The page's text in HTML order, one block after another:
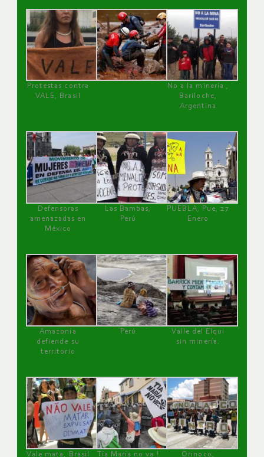
Protestas contra
VALE, Brasil
No a la minería ,
Bariloche,
Argentina
Defensoras
amenazadas en
México
Las Bambas,
Perú
PUEBLA, Pue, 27
Enero
Amazonía
defiende su
territorio
Perú
Valle del Elqui
sin minería.
Vale mata, Brasil Tía María no va ! Orinoco,